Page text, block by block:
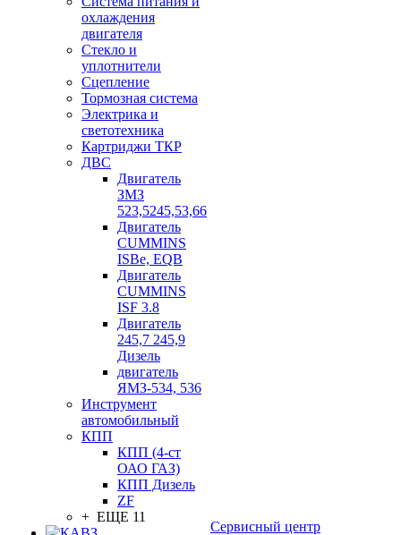
охлаждения
двигателя
Стекло и
уплотнители
Сцепление
Тормозная система
Электрика и
светотехника
Картриджи ТКР
ДВС
Двигатель
ЗМЗ
523,5245,53,66
Двигатель
CUMMINS
ISBe, EQB
Двигатель
CUMMINS
ISF 3.8
Двигатель
245,7 245,9
Дизель
двигатель
ЯМЗ-534, 536
Инструмент
автомобильный
КПП
КПП (4-ст
ОАО ГАЗ)
КПП Дизель
ZF
+ ЕЩЕ 11
Сервисный центр